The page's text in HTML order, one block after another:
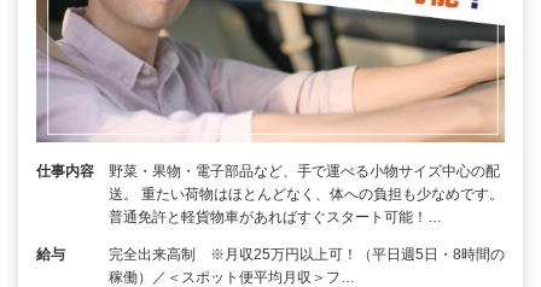
仕事内容
野菜・果物・電子部品など、手で運べる小物サイズ中心の配
送。 重たい荷物はほとんどなく、体への負担も少なめです。
普通免許と軽貨物車があればすぐスタート可能！…
給与
完全出来高制 ※月収25万円以上可！（平日週5日・8時間の
稼働）／＜スポット便平均月収＞フ…